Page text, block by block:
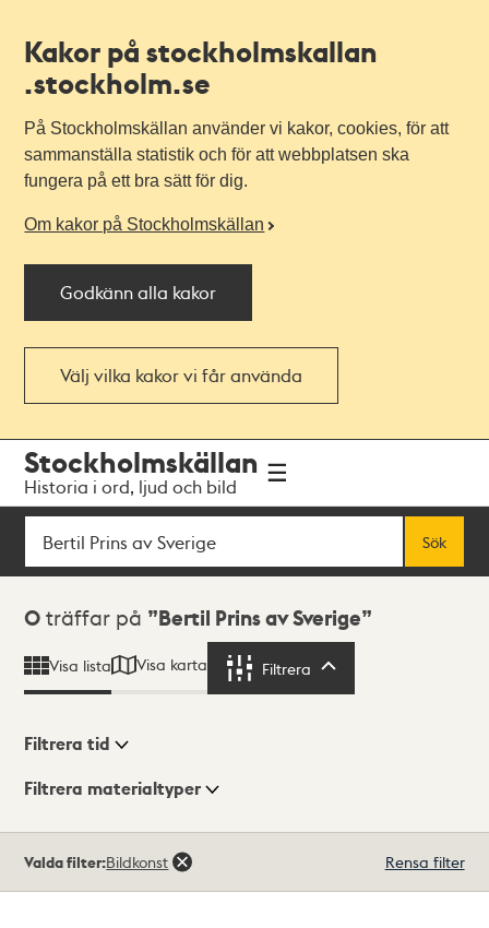
Kakor på stockholmskallan
.stockholm.se
På Stockholmskällan använder vi kakor, cookies, för att
sammanställa statistik och för att webbplatsen ska
fungera på ett bra sätt för dig.
Om kakor på Stockholmskällan
Godkänn alla kakor
Välj vilka kakor vi får använda
navigationen
huvudinnehållet
Stockholmskällan
Historia i ord, ljud och bild
Sök
Sök
Sökresultat
0 träffar på Bertil Prins av Sverige
Visa lista Visa karta Filtrera
Visningsläge
Filtrera tid
Filtrera materialtyper
träffar
Valda filter:Bildkonst Rensa filter